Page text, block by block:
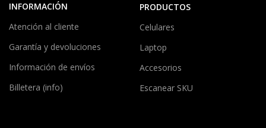
INFORMACIÓN
Atención al cliente
Garantía y devoluciones
Información de envíos
Billetera (info)
PRODUCTOS
Celulares
Laptop
Accesorios
Escanear SKU